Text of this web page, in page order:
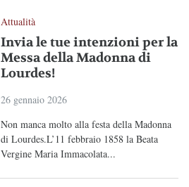
Attualità
Invia le tue intenzioni per la
Messa della Madonna di
Lourdes!
26 gennaio 2026
Non manca molto alla festa della Madonna
di Lourdes.L’11 febbraio 1858 la Beata
Vergine Maria Immacolata...